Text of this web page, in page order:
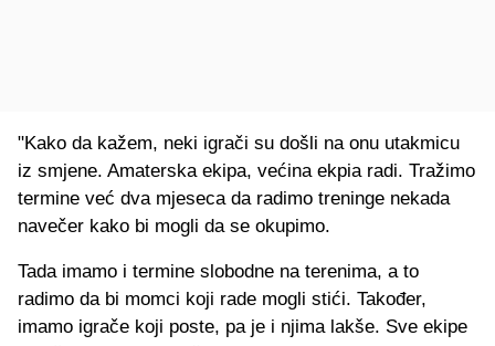
"Kako da kažem, neki igrači su došli na onu utakmicu
iz smjene. Amaterska ekipa, većina ekpia radi. Tražimo
termine već dva mjeseca da radimo treninge nekada
navečer kako bi mogli da se okupimo.
Tada imamo i termine slobodne na terenima, a to
radimo da bi momci koji rade mogli stići. Također,
imamo igrače koji poste, pa je i njima lakše. Sve ekipe